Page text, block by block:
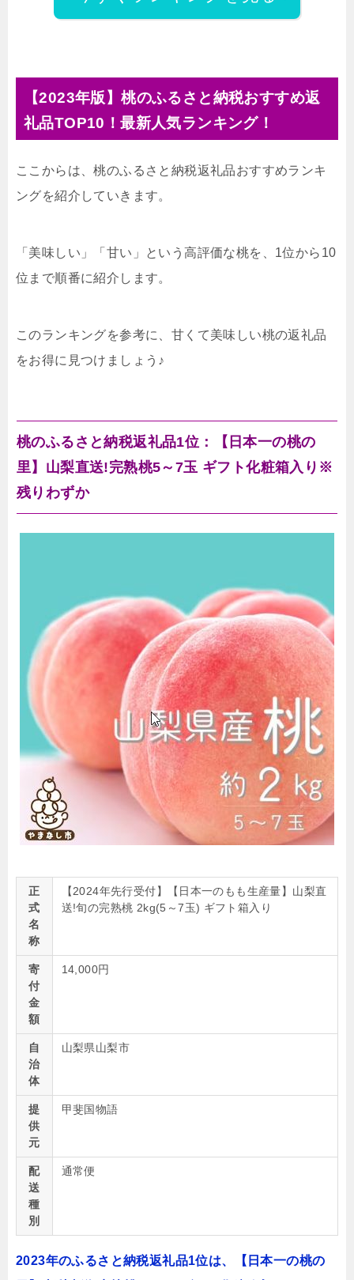
【2023年版】桃のふるさと納税おすすめ返
礼品TOP10！最新人気ランキング！
ここからは、桃のふるさと納税返礼品おすすめランキ
ングを紹介していきます。
「美味しい」「甘い」という高評価な桃を、1位から10
位まで順番に紹介します。
このランキングを参考に、甘くて美味しい桃の返礼品
をお得に見つけましょう♪
桃のふるさと納税返礼品1位：【日本一の桃の
里】山梨直送!完熟桃5～7玉 ギフト化粧箱入り※
残りわずか
正
式
名
称
【2024年先行受付】【日本一のもも生産量】山梨直
送!旬の完熟桃 2kg(5～7玉) ギフト箱入り
寄
付
金
額
14,000円
自
治
体
山梨県山梨市
提
供
元
甲斐国物語
配
送
種
別
通常便
2023年のふるさと納税返礼品1位は、【日本一の桃の